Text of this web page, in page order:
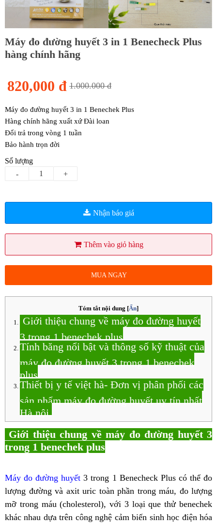
Máy đo đường huyết 3 in 1 Benecheck Plus
hàng chính hãng
820,000 đ 1.000.000 đ
Máy đo đường huyết 3 in 1 Benechek Plus
Hàng chính hãng xuất xứ Đài loan
Đổi trả trong vòng 1 tuần
Bảo hành trọn đời
Số lượng
-
+
Nhận báo giá
Thêm vào giỏ hàng
MUA NGAY
Tóm tắt nội dung [Ẩn]
Giới thiệu chung về máy đo đường huyết
3 trong 1 benechek plus
Tính băng nổi bật và thông số kỹ thuật của
máy đo đường huyết 3 trong 1 benechek
plus
Thiết bị y tế việt hà- Đơn vị phân phối các
sản phẩm máy đo đường huyết uy tín nhất
Hà nội.
Giới thiệu chung về máy đo đường huyết 3
trong 1 benechek plus
Máy đo đường huyết 3 trong 1 Benecheck Plus có thể đo
lượng đường và axit uric toàn phần trong máu, đo lượng
mỡ trong máu (cholesterol), với 3 loại que thử benechek
khác nhau dựa trên công nghệ cảm biến sinh học điện hóa